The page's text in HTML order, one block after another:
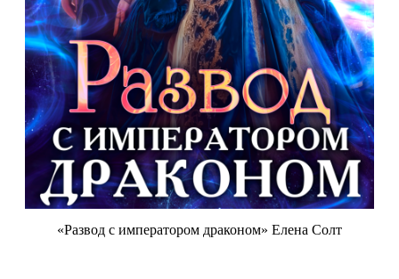
«Развод с императором драконом» Елена Солт